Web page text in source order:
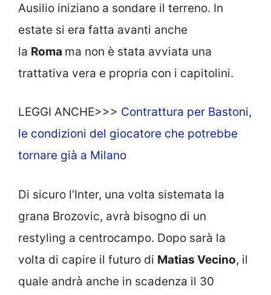
Ausilio iniziano a sondare il terreno. In
estate si era fatta avanti anche
la Roma ma non è stata avviata una
trattativa vera e propria con i capitolini.
LEGGI ANCHE>>> Contrattura per Bastoni,
le condizioni del giocatore che potrebbe
tornare già a Milano
Di sicuro l’Inter, una volta sistemata la
grana Brozovic, avrà bisogno di un
restyling a centrocampo. Dopo sarà la
volta di capire il futuro di Matias Vecino, il
quale andrà anche in scadenza il 30